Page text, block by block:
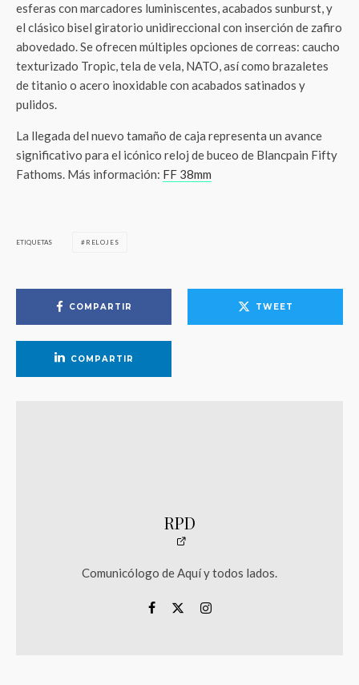
esferas con marcadores luminiscentes, acabados sunburst, y
el clásico bisel giratorio unidireccional con inserción de zafiro
abovedado. Se ofrecen múltiples opciones de correas: caucho
texturizado Tropic, tela de vela, NATO, así como brazaletes
de titanio o acero inoxidable con acabados satinados y
pulidos.
La llegada del nuevo tamaño de caja representa un avance
significativo para el icónico reloj de buceo de Blancpain Fifty
Fathoms. Más información: FF 38mm
ETIQUETAS RELOJES
COMPARTIR TWEET
COMPARTIR
RPD
Comunicólogo de Aquí y todos lados.